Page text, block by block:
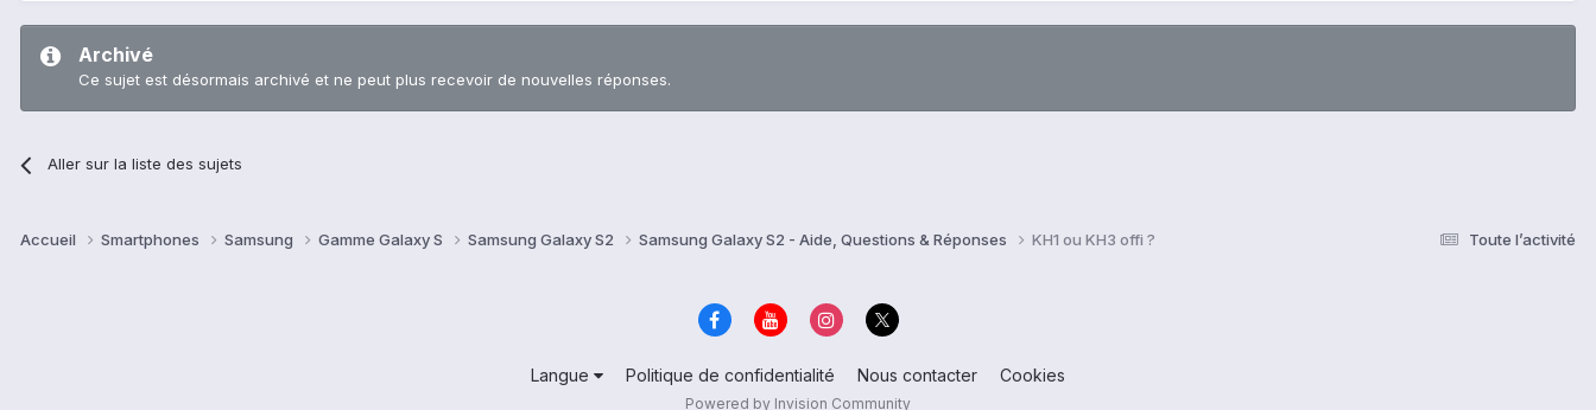
Archivé
Ce sujet est désormais archivé et ne peut plus recevoir de nouvelles réponses.
Aller sur la liste des sujets
Toute l’activité
Accueil Smartphones Samsung Gamme Galaxy S Samsung Galaxy S2 Samsung Galaxy S2 - Aide, Questions & Réponses KH1 ou KH3 offi ?
Langue Politique de confidentialité Nous contacter Cookies
Powered by Invision Community